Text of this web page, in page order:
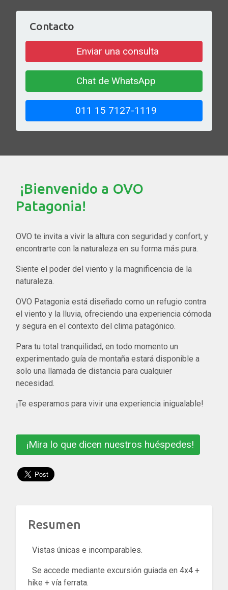
Contacto
Enviar una consulta
Chat de WhatsApp
011 15 7127-1119
¡Bienvenido a OVO
Patagonia!
OVO te invita a vivir la altura con seguridad y confort, y
encontrarte con la naturaleza en su forma más pura.
Siente el poder del viento y la magnificencia de la
naturaleza.
OVO Patagonia está diseñado como un refugio contra
el viento y la lluvia, ofreciendo una experiencia cómoda
y segura en el contexto del clima patagónico.
Para tu total tranquilidad, en todo momento un
experimentado guía de montaña estará disponible a
solo una llamada de distancia para cualquier
necesidad.
¡Te esperamos para vivir una experiencia inigualable!
¡Mira lo que dicen nuestros huéspedes!
Resumen
Vistas únicas e incomparables.
Se accede mediante excursión guiada en 4x4 +
hike + vía ferrata.